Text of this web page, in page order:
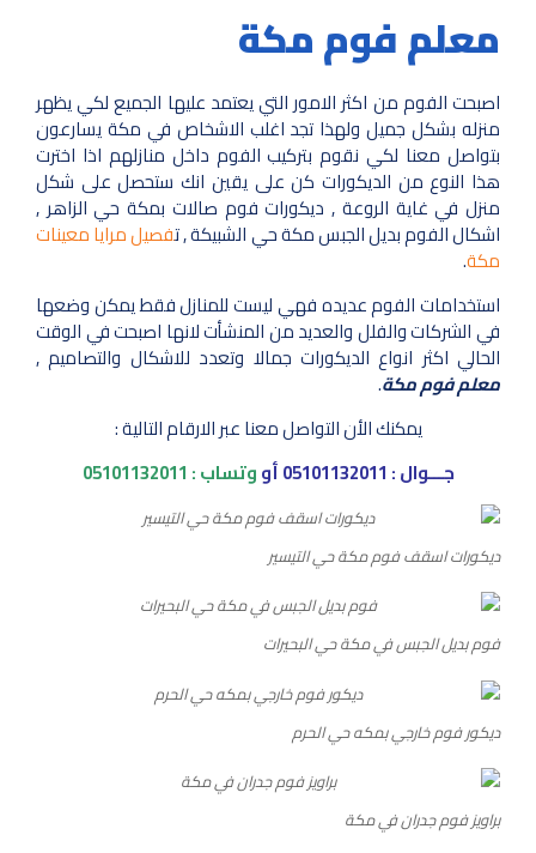
معلم فوم مكة
اصبحت الفوم من اكثر الامور التي يعتمد عليها الجميع لكي يظهر
منزله بشكل جميل ولهذا تجد اغلب الاشخاص في مكة يسارعون
بتواصل معنا لكي نقوم بتركيب الفوم داخل منازلهم اذا اخترت
هذا النوع من الديكورات كن على يقين انك ستحصل على شكل
منزل في غاية الروعة , ديكورات فوم صالات بمكة حي الزاهر ,
اشكال الفوم بديل الجبس مكة حي الشبيكة , تفصيل مرايا معينات
مكة.
استخدامات الفوم عديده فهي ليست للمنازل فقط يمكن وضعها
في الشركات والفلل والعديد من المنشأت لانها اصبحت في الوقت
الحالي اكثر انواع الديكورات جمالا وتعدد للاشكال والتصاميم ,
معلم فوم مكة.
يمكنك الأن التواصل معنا عبر الارقام التالية :
جـــوال : 05101132011أووتساب : 05101132011
ديكورات اسقف فوم مكة حي التيسير
فوم بديل الجبس في مكة حي البحيرات
ديكور فوم خارجي بمكه حي الحرم
براويز فوم جدران في مكة